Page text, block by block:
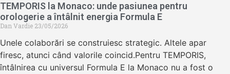
TEMPORIS la Monaco: unde pasiunea pentru
orologerie a întâlnit energia Formula E
Dan Vardie 23/05/2026
Unele colaborări se construiesc strategic. Altele apar
firesc, atunci când valorile coincid.Pentru TEMPORIS,
întâlnirea cu universul Formula E la Monaco nu a fost o